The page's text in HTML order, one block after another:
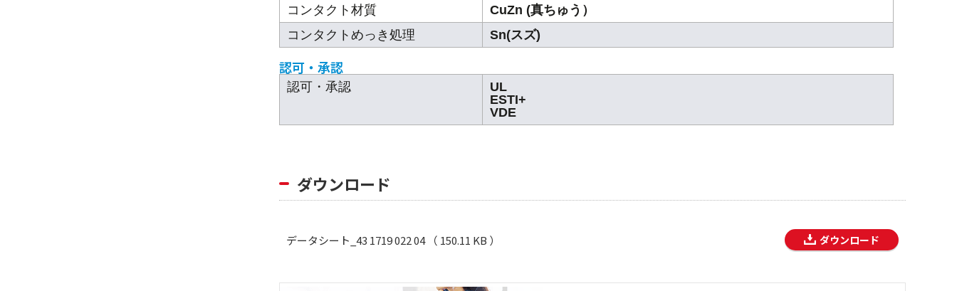
コンタクト材質
CuZn (真ちゅう）
コンタクトめっき処理
Sn(スズ)
認可・承認
認可・承認
UL
ESTI+
VDE
ダウンロード
データシート_43 1719 022 04 （ 150.11 KB ） ダウンロード